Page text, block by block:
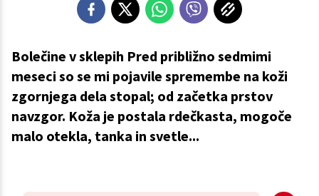
Bolečine v sklepih Pred približno sedmimi
meseci so se mi pojavile spremembe na koži
zgornjega dela stopal; od začetka prstov
navzgor. Koža je postala rdečkasta, mogoče
malo otekla, tanka in svetle...